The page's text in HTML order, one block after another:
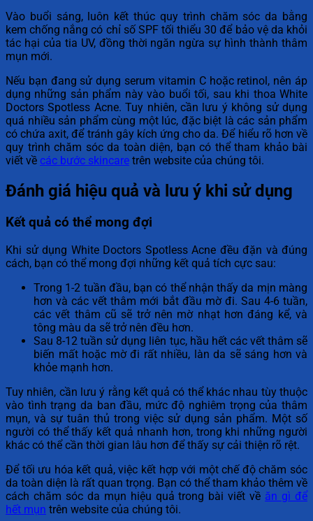
Vào buổi sáng, luôn kết thúc quy trình chăm sóc da bằng
kem chống nắng có chỉ số SPF tối thiểu 30 để bảo vệ da khỏi
tác hại của tia UV, đồng thời ngăn ngừa sự hình thành thâm
mụn mới.
Nếu bạn đang sử dụng serum vitamin C hoặc retinol, nên áp
dụng những sản phẩm này vào buổi tối, sau khi thoa White
Doctors Spotless Acne. Tuy nhiên, cần lưu ý không sử dụng
quá nhiều sản phẩm cùng một lúc, đặc biệt là các sản phẩm
có chứa axit, để tránh gây kích ứng cho da. Để hiểu rõ hơn về
quy trình chăm sóc da toàn diện, bạn có thể tham khảo bài
viết về các bước skincare trên website của chúng tôi.
Đánh giá hiệu quả và lưu ý khi sử dụng
Kết quả có thể mong đợi
Khi sử dụng White Doctors Spotless Acne đều đặn và đúng
cách, bạn có thể mong đợi những kết quả tích cực sau:
Trong 1-2 tuần đầu, bạn có thể nhận thấy da mịn màng
hơn và các vết thâm mới bắt đầu mờ đi. Sau 4-6 tuần,
các vết thâm cũ sẽ trở nên mờ nhạt hơn đáng kể, và
tông màu da sẽ trở nên đều hơn.
Sau 8-12 tuần sử dụng liên tục, hầu hết các vết thâm sẽ
biến mất hoặc mờ đi rất nhiều, làn da sẽ sáng hơn và
khỏe mạnh hơn.
Tuy nhiên, cần lưu ý rằng kết quả có thể khác nhau tùy thuộc
vào tình trạng da ban đầu, mức độ nghiêm trọng của thâm
mụn, và sự tuân thủ trong việc sử dụng sản phẩm. Một số
người có thể thấy kết quả nhanh hơn, trong khi những người
khác có thể cần thời gian lâu hơn để thấy sự cải thiện rõ rệt.
Để tối ưu hóa kết quả, việc kết hợp với một chế độ chăm sóc
da toàn diện là rất quan trọng. Bạn có thể tham khảo thêm về
cách chăm sóc da mụn hiệu quả trong bài viết về ăn gì để
hết mụn trên website của chúng tôi.